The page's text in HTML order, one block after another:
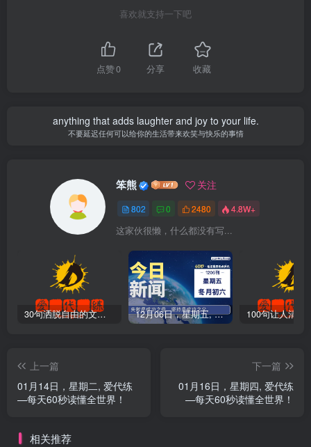
喜欢就支持一下吧
点赞0 分享 收藏
anything that adds laughter and joy to your life.
不要延迟任何可以给你的生活带来欢笑与快乐的事情
笨熊 关注
802 0 2480 4.8W+
这家伙很懒，什么都没有写...
30句洒脱自由的文案短句 12月06日，星期五, 爱代练—每天60秒读懂全世界！
上一篇
01月14日，星期二, 爱代练
—每天60秒读懂全世界！
下一篇
01月16日，星期四, 爱代练
—每天60秒读懂全世界！
相关推荐